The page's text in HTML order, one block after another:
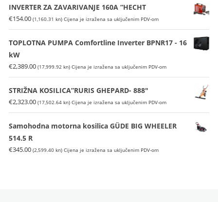
je:
€269.00
(2,026.78
kn).
€226.00
(1,702.80
kn).
INVERTER ZA ZAVARIVANJE 160A “HECHT
€154.00 (1,160.31 kn) Cijena je izražena sa uključenim PDV-om
TOPLOTNA PUMPA Comfortline Inverter BPNR17 - 16
kW
€2,389.00 (17,999.92 kn) Cijena je izražena sa uključenim PDV-om
STRIŽNA KOSILICA”RURIS GHEPARD- 888″
€2,323.00 (17,502.64 kn) Cijena je izražena sa uključenim PDV-om
Samohodna motorna kosilica GÜDE BIG WHEELER
514.5 R
€345.00 (2,599.40 kn) Cijena je izražena sa uključenim PDV-om